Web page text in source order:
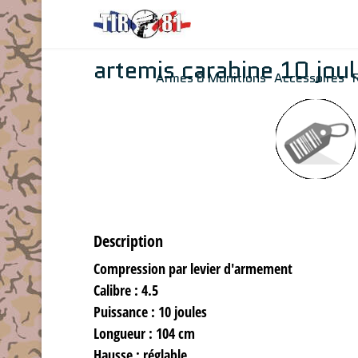
Armes & Munitions Accessoires
artemis carabine 10
Description
Compression par levier d'armement
Calibre : 4.5
Puissance : 10 joules
Longueur : 104 cm